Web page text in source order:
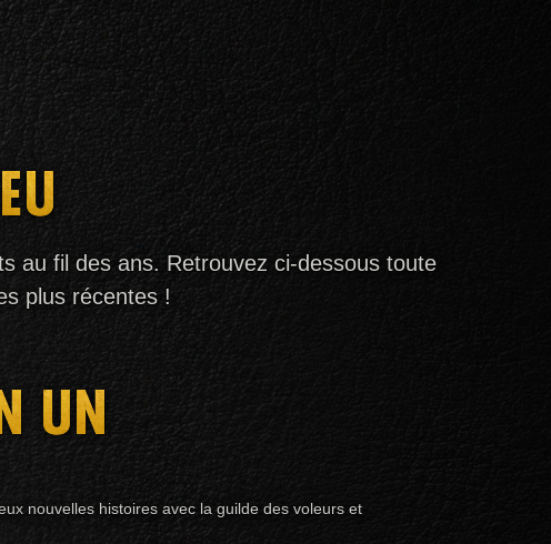
au fil des ans. Retrouvez ci-dessous toute
plus récentes !
UN
nouvelles histoires avec la guilde des voleurs et